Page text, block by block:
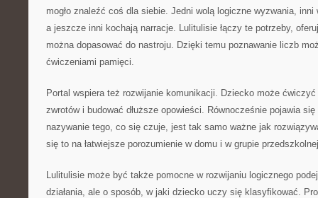
mogło znaleźć coś dla siebie. Jedni wolą logiczne wyzwania,
a jeszcze inni kochają narracje. Lulitulisie łączy te potrzeby,
można dopasować do nastroju. Dzięki temu poznawanie liczb
ćwiczeniami pamięci.
Portal wspiera też rozwijanie komunikacji. Dziecko może
zwrotów i budować dłuższe opowieści. Równocześnie pojawia
nazywanie tego, co się czuje, jest tak samo ważne jak
się to na łatwiejsze porozumienie w domu i w grupie
Lulitulisie może być także pomocne w rozwijaniu logicznego
działania, ale o sposób, w jaki dziecko uczy się klasyfikować.